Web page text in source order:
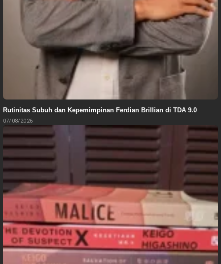
Rutinitas Subuh dan Kepemimpinan Ferdian Brillian di TDA 9.0
07/08/2026